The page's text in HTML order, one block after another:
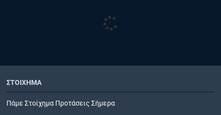
ΣΤΟΙΧΗΜΑ
Πάμε Στοίχημα Προτάσεις Σήμερα